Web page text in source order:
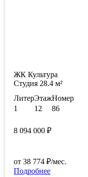
ЖК Культура
Студия 28.4 м²
Литер
1
Этаж
12
Номер
86
8 094 000 ₽
от 38 774 ₽/мес.
Подробнее